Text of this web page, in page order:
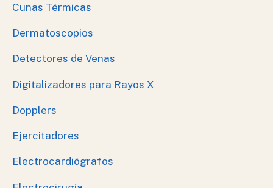
Cunas Térmicas
Dermatoscopios
Detectores de Venas
Digitalizadores para Rayos X
Dopplers
Ejercitadores
Electrocardiógrafos